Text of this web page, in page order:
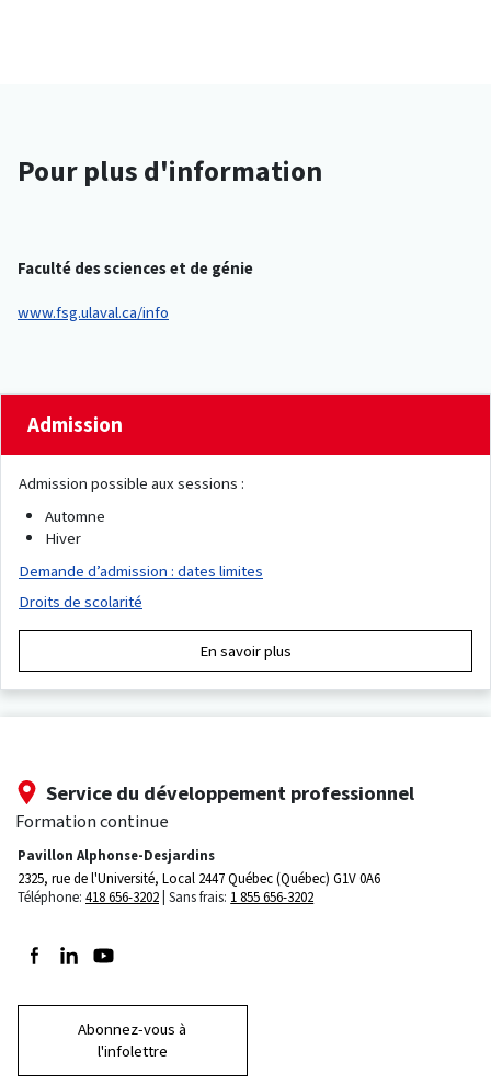
Pour plus d'information
Faculté des sciences et de génie
www.fsg.ulaval.ca/info
Admission
Admission possible aux sessions :
Automne
Hiver
Demande d’admission : dates limites
Droits de scolarité
En savoir plus
Service du développement professionnel
Formation continue
Pavillon Alphonse-Desjardins
2325, rue de l'Université, Local 2447Québec (Québec) G1V 0A6
Téléphone: 418 656-3202 Sans frais: 1 855 656-3202
Suivez-nous sur Facebook
Suivez-nous sur LinkedIn
Suivez-nous sur Youtube
Abonnez-vous à
l'infolettre